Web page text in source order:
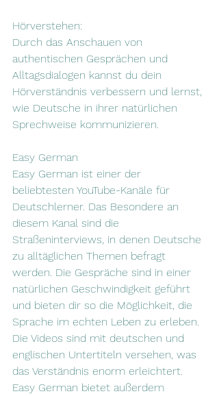
Hörverstehen:
Durch das Anschauen von
authentischen Gesprächen und
Alltagsdialogen kannst du dein
Hörverständnis verbessern und lernst,
wie Deutsche in ihrer natürlichen
Sprechweise kommunizieren.
Easy German
Easy German ist einer der
beliebtesten YouTube-Kanäle für
Deutschlerner. Das Besondere an
diesem Kanal sind die
Straßeninterviews, in denen Deutsche
zu alltäglichen Themen befragt
werden. Die Gespräche sind in einer
natürlichen Geschwindigkeit geführt
und bieten dir so die Möglichkeit, die
Sprache im echten Leben zu erleben.
Die Videos sind mit deutschen und
englischen Untertiteln versehen, was
das Verständnis enorm erleichtert.
Easy German bietet außerdem